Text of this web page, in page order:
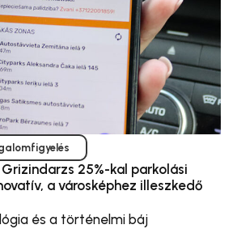
25%-kal parkolási
a városképhez illeszkedő
és a történelmi báj